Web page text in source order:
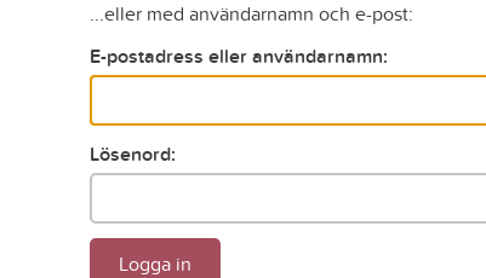
...eller med användarnamn och e-post:
E-postadress eller användarnamn:
Lösenord:
Logga in